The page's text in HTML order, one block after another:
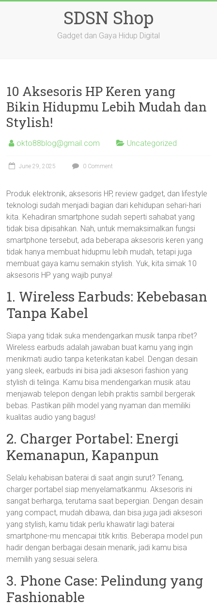
SDSN Shop
Gadget dan Gaya Hidup Digital
10 Aksesoris HP Keren yang
Bikin Hidupmu Lebih Mudah dan
Stylish!
okto88blog@gmail.com Uncategorized
June 29, 2025 0 Comment
Produk elektronik, aksesoris HP, review gadget, dan lifestyle
teknologi sudah menjadi bagian dari kehidupan sehari-hari
kita. Kehadiran smartphone sudah seperti sahabat yang
tidak bisa dipisahkan. Nah, untuk memaksimalkan fungsi
smartphone tersebut, ada beberapa aksesoris keren yang
tidak hanya membuat hidupmu lebih mudah, tetapi juga
membuat gaya kamu semakin stylish. Yuk, kita simak 10
aksesoris HP yang wajib punya!
1. Wireless Earbuds: Kebebasan
Tanpa Kabel
Siapa yang tidak suka mendengarkan musik tanpa ribet?
Wireless earbuds adalah jawaban buat kamu yang ingin
menikmati audio tanpa keterikatan kabel. Dengan desain
yang sleek, earbuds ini bisa jadi aksesori fashion yang
stylish di telinga. Kamu bisa mendengarkan musik atau
menjawab telepon dengan lebih praktis sambil bergerak
bebas. Pastikan pilih model yang nyaman dan memiliki
kualitas audio yang bagus!
2. Charger Portabel: Energi
Kemanapun, Kapanpun
Selalu kehabisan baterai di saat angin surut? Tenang,
charger portabel siap menyelamatkanmu. Aksesoris ini
sangat berharga, terutama saat bepergian. Dengan desain
yang compact, mudah dibawa, dan bisa juga jadi aksesori
yang stylish, kamu tidak perlu khawatir lagi baterai
smartphone-mu mencapai titik kritis. Beberapa model pun
hadir dengan berbagai desain menarik, jadi kamu bisa
memilih yang sesuai selera.
3. Phone Case: Pelindung yang
Fashionable